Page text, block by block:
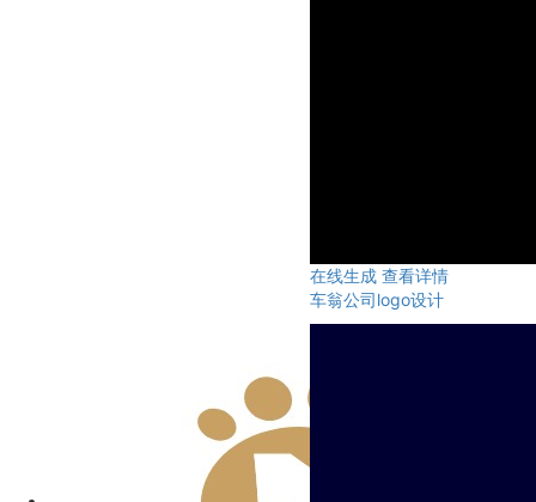
在线生成 查看详情
车翁公司logo设计